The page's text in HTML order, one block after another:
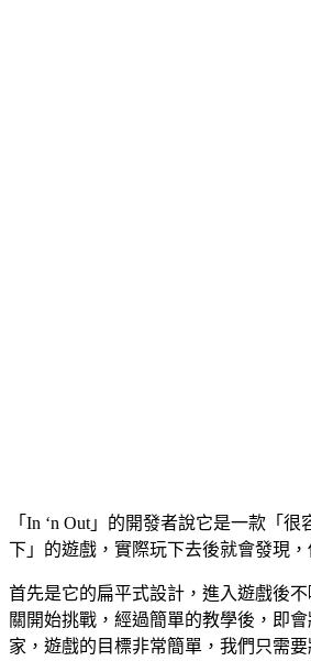
「In ‘n Out」的開發者說它是一款「
下」的遊戲，實際玩下去後就會發現，
首先是它的扁平式設計，進入遊戲後
關開始挑戰，經過簡單的教學後，即
家，遊戲的目標非常簡單，我們只需